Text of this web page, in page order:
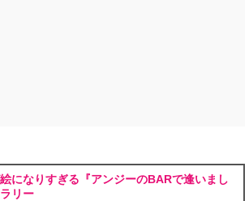
絵になりすぎる『アンジーのBARで逢いまし
リー